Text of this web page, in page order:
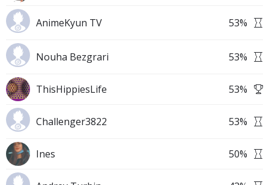
AnimeKyun TV 53%
Nouha Bezgrari 53%
ThisHippiesLife 53%
Challenger3822 53%
Ines 50%